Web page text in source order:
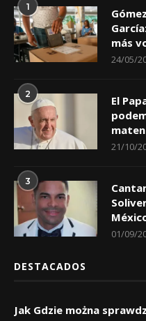
1
más
24/05/
2
El
21/10/
3
01/09/
DESTACADOS
Jak Gdzie można